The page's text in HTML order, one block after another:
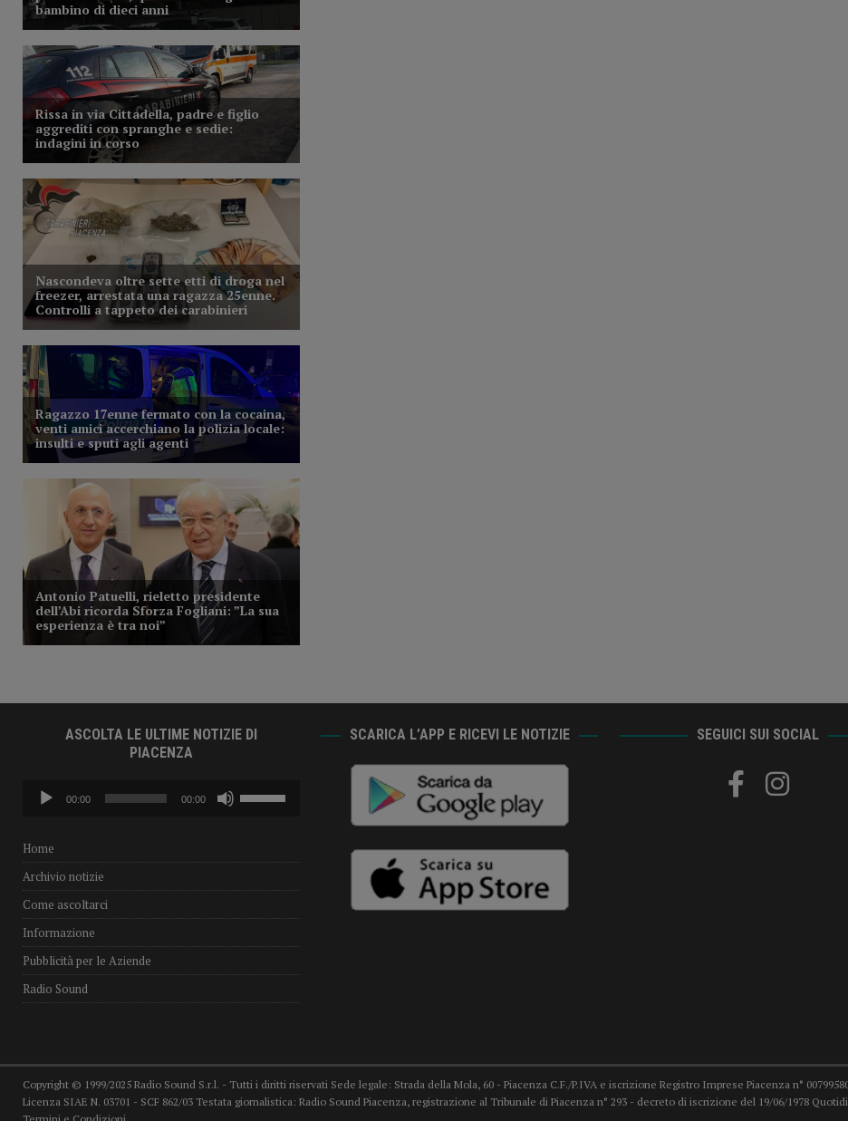
ASCOLTA LE ULTIME NOTIZIE DI
PIACENZA
Audio
Player
00:00 00:00
i
su/giù
o
il
Home
Archivio notizie
Come ascoltarci
Informazione
Pubblicità per le Aziende
Radio Sound
SCARICA L’APP E RICEVI LE NOTIZIE SEGUICI SUI SOCIAL
Copyright © 1999/2025 Radio Sound S.r.l. - Tutti i diritti riservati Sede legale: Strada della Mola, 60 - Piacenza C.F./P.IVA e iscrizione Registro Imprese Piacenza n°
Licenza SIAE N. 03701 - SCF 862/03 Testata giornalistica: Radio Sound Piacenza, registrazione al Tribunale di Piacenza n° 293 - decreto di iscrizione del 19/06/1978